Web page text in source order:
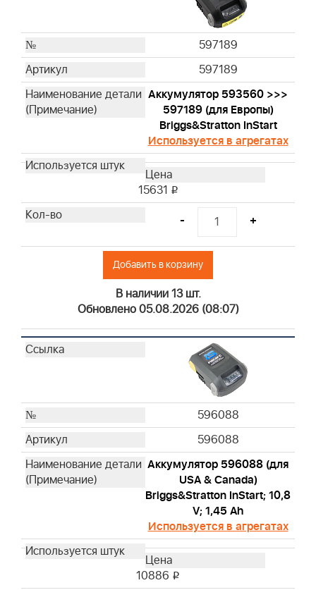
597189
597189
Аккумулятор 593560 >>>
597189 (для Европы)
Briggs&Stratton InStart
Используется в агрегатах
15631 i
- +
Добавить в корзину
В наличии 13 шт.
Обновлено 05.08.2026 (08:07)
596088
596088
Аккумулятор 596088 (для
USA & Canada)
Briggs&Stratton InStart; 10,8
V; 1,45 Ah
Используется в агрегатах
10886 i